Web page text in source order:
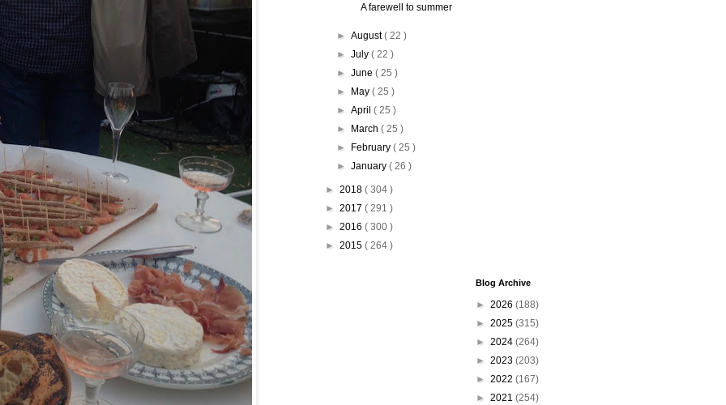
A farewell to summer
► August( 22 )
► July ( 22 )
► June ( 25 )
►
May ( 25 )
► April ( 25 )
►
March ( 25 )
►
February ( 25 )
► January ( 26 )
► 2018 ( 304 )
► 2017 ( 291 )
► 2016 ( 300 )
► 2015 ( 264 )
Blog Archive
► 2026 (188)
► 2025 (315)
► 2024 (264)
► 2023 (203)
► 2022 (167)
► 2021 (254)